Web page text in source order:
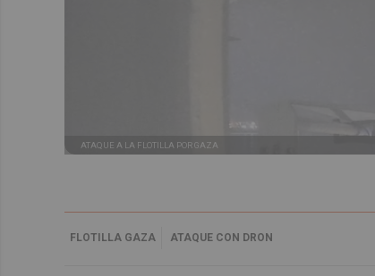
ATAQUE A LA FLOTILLA POR GAZA
FLOTILLA GAZA ATAQUE CON DRON